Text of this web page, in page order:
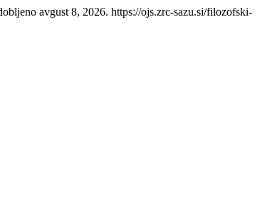
avgust 8, 2026. https://ojs.zrc-sazu.si/filozofski-